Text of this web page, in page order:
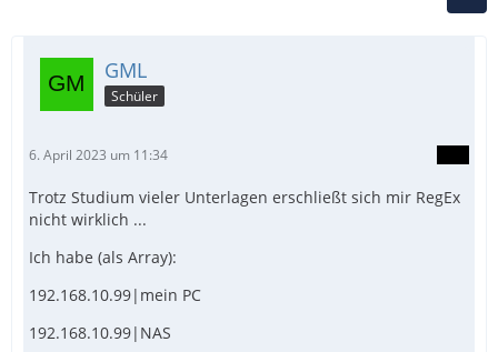
GML
Schüler
6. April 2023 um 11:34
Trotz Studium vieler Unterlagen erschließt sich mir RegEx
nicht wirklich ...
Ich habe (als Array):
192.168.10.99|mein PC
192.168.10.99|NAS